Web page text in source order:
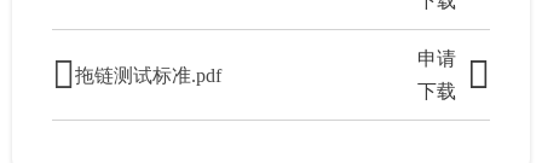
拖链测试标准.pdf
申请
下载